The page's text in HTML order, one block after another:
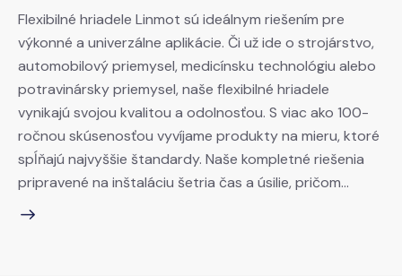
Flexibilné hriadele Linmot sú ideálnym riešením pre
výkonné a univerzálne aplikácie. Či už ide o strojárstvo,
automobilový priemysel, medicínsku technológiu alebo
potravinársky priemysel, naše flexibilné hriadele
vynikajú svojou kvalitou a odolnosťou. S viac ako 100-
ročnou skúsenosťou vyvíjame produkty na mieru, ktoré
spĺňajú najvyššie štandardy. Naše kompletné riešenia
pripravené na inštaláciu šetria čas a úsilie, pričom…